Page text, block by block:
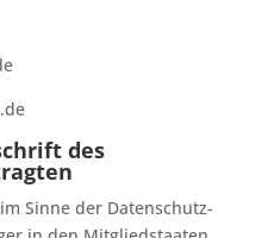
des
Sinne der Datenschutz-